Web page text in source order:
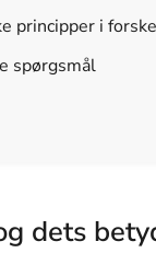
principper i
spørgsmål
dets